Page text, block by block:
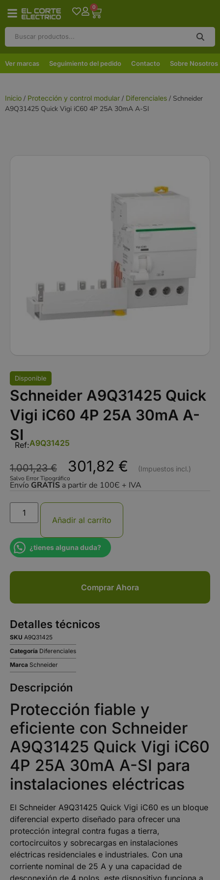
0
Ver marcas Seguimiento del pedido Contacto Sobre Nosotros
Inicio / Protección y control modular / Diferenciales / Schneider
A9Q31425 Quick Vigi iC60 4P 25A 30mA A-SI
Disponible
Schneider A9Q31425 Quick
Vigi iC60 4P 25A 30mA A-
SI
Ref:A9Q31425
1.001,23€ 301,82 €
Salvo Error Tipográfico
Envío GRATIS a partir de 100Є + IVA
Añadir al carrito
¿tienes alguna duda?
Comprar Ahora
Detalles técnicos
SKU A9Q31425
Categoría Diferenciales
Marca Schneider
Descripción
Protección fiable y
eficiente con Schneider
A9Q31425 Quick Vigi iC60
4P 25A 30mA A-SI para
instalaciones eléctricas
El Schneider A9Q31425 Quick Vigi iC60 es un bloque
diferencial experto diseñado para ofrecer una
protección integral contra fugas a tierra,
cortocircuitos y sobrecargas en instalaciones
eléctricas residenciales e industriales. Con una
corriente nominal de 25 A y una capacidad de